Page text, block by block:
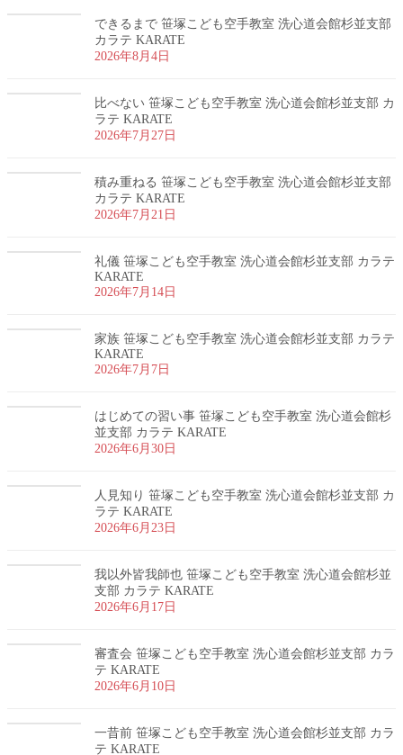
できるまで 笹塚こども空手教室 洗心道会館杉並支部
カラテ KARATE
2026年8月4日
比べない 笹塚こども空手教室 洗心道会館杉並支部 カ
ラテ KARATE
2026年7月27日
積み重ねる 笹塚こども空手教室 洗心道会館杉並支部
カラテ KARATE
2026年7月21日
礼儀 笹塚こども空手教室 洗心道会館杉並支部 カラテ
KARATE
2026年7月14日
家族 笹塚こども空手教室 洗心道会館杉並支部 カラテ
KARATE
2026年7月7日
はじめての習い事 笹塚こども空手教室 洗心道会館杉
並支部 カラテ KARATE
2026年6月30日
人見知り 笹塚こども空手教室 洗心道会館杉並支部 カ
ラテ KARATE
2026年6月23日
我以外皆我師也 笹塚こども空手教室 洗心道会館杉並
支部 カラテ KARATE
2026年6月17日
審査会 笹塚こども空手教室 洗心道会館杉並支部 カラ
テ KARATE
2026年6月10日
一昔前 笹塚こども空手教室 洗心道会館杉並支部 カラ
テ KARATE